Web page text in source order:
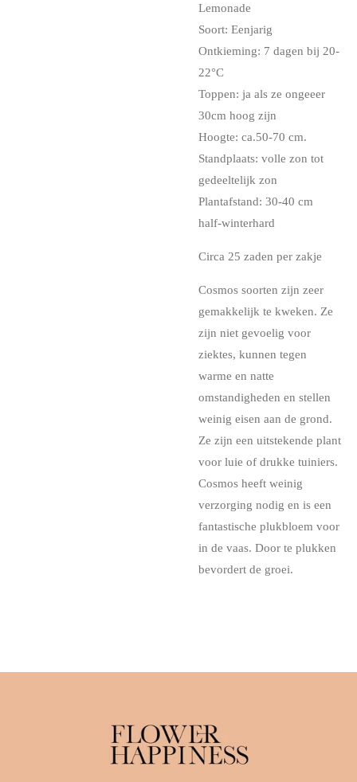
Lemonade
Soort: Eenjarig
Ontkieming: 7 dagen bij 20-
22°C
Toppen: ja als ze ongeeer
30cm hoog zijn
Hoogte: ca.50-70 cm.
Standplaats: volle zon tot
gedeeltelijk zon
Plantafstand: 30-40 cm
half-winterhard
Circa 25 zaden per zakje
Cosmos soorten zijn zeer
gemakkelijk te kweken. Ze
zijn niet gevoelig voor
ziektes, kunnen tegen
warme en natte
omstandigheden en stellen
weinig eisen aan de grond.
Ze zijn een uitstekende plant
voor luie of drukke tuiniers.
Cosmos heeft weinig
verzorging nodig en is een
fantastische plukbloem voor
in de vaas. Door te plukken
bevordert de groei.